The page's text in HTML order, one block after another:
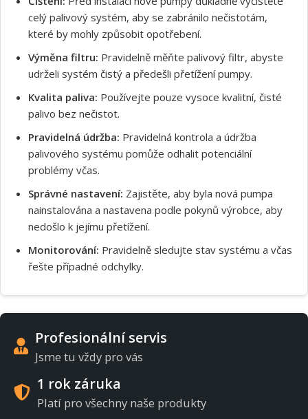
celý palivový systém, aby se zabránilo nečistotám,
které by mohly způsobit opotřebení.
Výměna filtru: Pravidelně měňte palivový filtr, abyste
udrželi systém čistý a předešli přetížení pumpy.
Kvalita paliva: Používejte pouze vysoce kvalitní, čisté
palivo bez nečistot.
Pravidelná údržba: Pravidelná kontrola a údržba
palivového systému pomůže odhalit potenciální
problémy včas.
Správné nastavení: Zajistěte, aby byla nová pumpa
nainstalována a nastavena podle pokynů výrobce, aby
nedošlo k jejímu přetížení.
Monitorování: Pravidelně sledujte stav systému a včas
řešte případné odchylky.
Profesionální servis
Jsme tu vždy pro vás
1 rok záruka
Platí pro všechny naše produkty
Souhlasím s GDPR